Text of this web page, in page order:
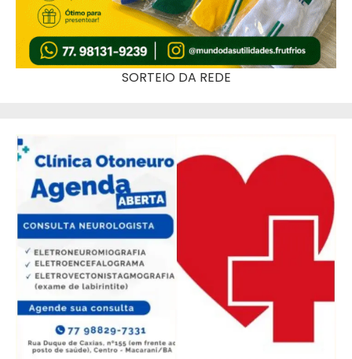
SORTEIO DA REDE